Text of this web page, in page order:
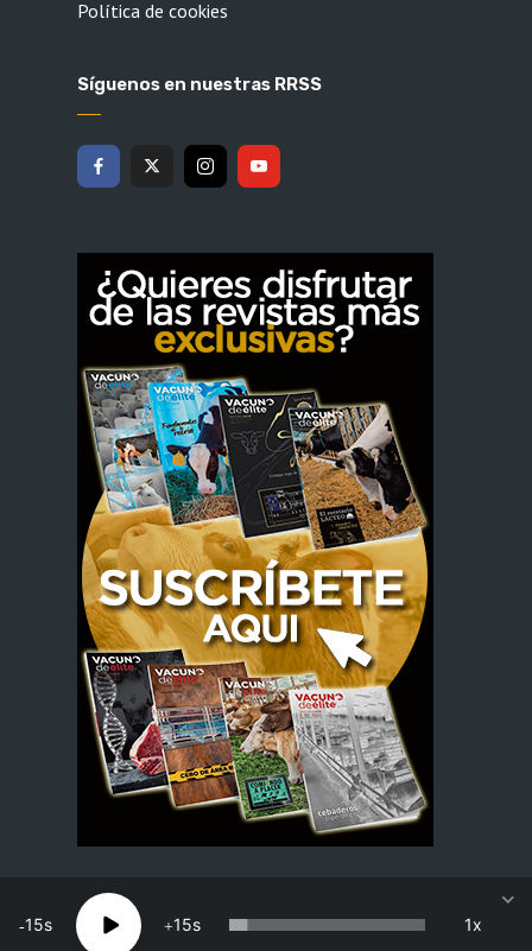
Política de cookies
Síguenos en nuestras RRSS
Dial Vacuno · Copyright 2026 · Todos los derechos
15 15 1x